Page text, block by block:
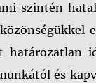
szintén
határozatlan
és